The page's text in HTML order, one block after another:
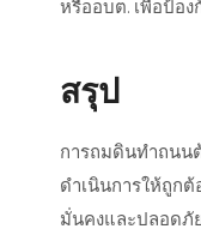
หรืออบต. เพื่อป้อ
สรุป
การถมดินทำถนน
ดำเนินการให้ถูก
มั่นคงและปลอดภั